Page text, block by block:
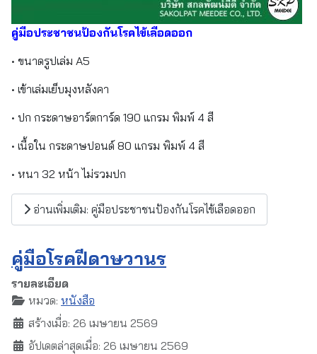
คู่มือประชาชนป้องกันโรคไข้เลือดออก
• ขนาดรูปเล่ม A5
• เข้าเล่มเย็บมุงหลังคา
• ปก กระดาษอาร์ตการ์ด 190 แกรม พิมพ์ 4 สี
• เนื้อใน กระดาษปอนด์ 80 แกรม พิมพ์ 4 สี
• หนา 32 หน้า ไม่รวมปก
อ่านเพิ่มเติม: คู่มือประชาชนป้องกันโรคไข้เลือดออก
คู่มือโรคฝีดาษวานร
รายละเอียด
หมวด: หนังสือ
สร้างเมื่อ: 26 เมษายน 2569
อัปเดตล่าสุดเมื่อ: 26 เมษายน 2569